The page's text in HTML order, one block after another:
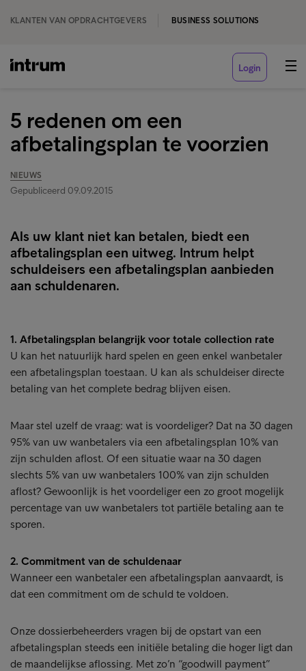
KLANTEN VAN OPDRACHTGEVERS BUSINESS SOLUTIONS
Login
5 redenen om een
afbetalingsplan te voorzien
NIEUWS
Gepubliceerd 09.09.2015
Als uw klant niet kan betalen, biedt een
afbetalingsplan een uitweg. Intrum helpt
schuldeisers een afbetalingsplan aanbieden
aan schuldenaren.
1. Afbetalingsplan belangrijk voor totale collection rate
U kan het natuurlijk hard spelen en geen enkel wanbetaler
een afbetalingsplan toestaan. U kan als schuldeiser directe
betaling van het complete bedrag blijven eisen.
Maar stel uzelf de vraag: wat is voordeliger? Dat na 30 dagen
95% van uw wanbetalers via een afbetalingsplan 10% van
zijn schulden aflost. Of een situatie waar na 30 dagen
slechts 5% van uw wanbetalers 100% van zijn schulden
aflost? Gewoonlijk is het voordeliger een zo groot mogelijk
percentage van uw wanbetalers tot partiële betaling aan te
sporen.
2. Commitment van de schuldenaar
Wanneer een wanbetaler een afbetalingsplan aanvaardt, is
dat een commitment om de schuld te voldoen.
Onze dossierbeheerders vragen bij de opstart van een
afbetalingsplan steeds een initiële betaling die hoger ligt dan
de maandelijkse aflossing. Met zo’n “goodwill payment”